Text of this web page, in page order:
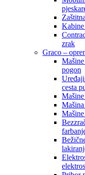
Kabine
zrak
Graco –
pogon
cesta